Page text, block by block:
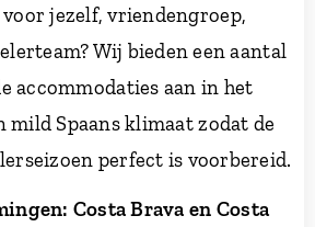
jezelf, vriendengroep,
Wij bieden een aantal
accommodaties aan in het
mild Spaans klimaat zodat de
perfect is voorbereid.
Costa Brava en Costa